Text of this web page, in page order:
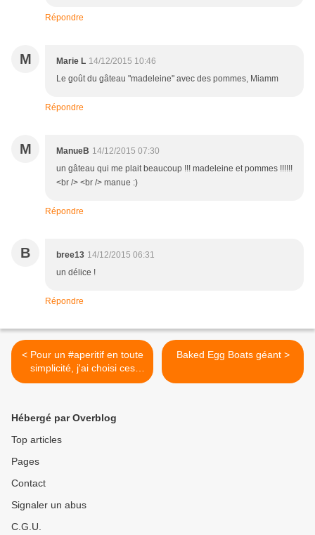
Répondre
M Marie L 14/12/2015 10:46
Le goût du gâteau "madeleine" avec des pommes, Miamm
Répondre
M ManueB 14/12/2015 07:30
un gâteau qui me plait beaucoup !!! madeleine et pommes !!!!!!
<br /> <br /> manue :)
Répondre
B bree13 14/12/2015 06:31
un délice !
Répondre
< Pour un #aperitif en toute
simplicité, j'ai choisi ces
petites bouchées Foie gras
#AperitivobyMartini #martini
#cuisinertoutsimplement
Baked Egg Boats géant >
Hébergé par Overblog
Top articles
Pages
Contact
Signaler un abus
C.G.U.